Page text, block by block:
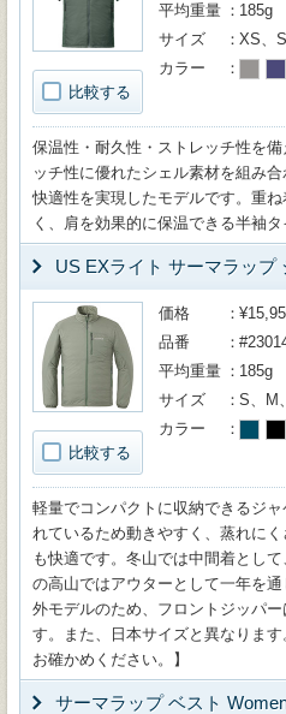
比較する
平均重量
185g
サイズ
XS、
カラー
保温性・耐久性・ストレッチ性を
ッチ性に優れたシェル素材を組み
快適性を実現したモデルです。重
く、肩を効果的に保温できる半袖タ
US EXライト サーマラップ
比較する
価格
品番
平均重量
185g
サイズ
S、M
カラー
軽量でコンパクトに収納できるジ
れているため動きやすく、蒸れに
も快適です。冬山では中間着とし
の高山ではアウターとして一年を
外モデルのため、フロントジッパ
す。また、日本サイズと異なりま
お確かめください。】
サーマラップ ベスト